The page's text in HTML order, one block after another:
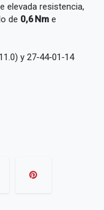
elevada resistencia,
de 0,6 Nm e
y 27‑44‑01‑14